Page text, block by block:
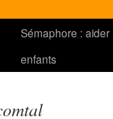
Sémaphore : aider
enfants